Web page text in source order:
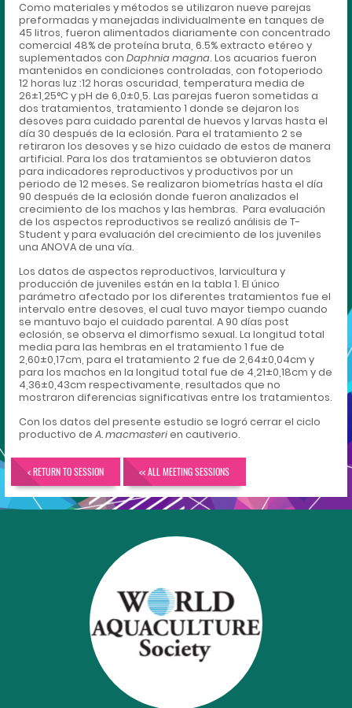
Como materiales y métodos se utilizaron nueve parejas
preformadas y manejadas individualmente en tanques de
45 litros, fueron alimentados diariamente con concentrado
comercial 48% de proteína bruta, 6.5% extracto etéreo y
suplementados con Daphnia magna. Los acuarios fueron
mantenidos en condiciones controladas, con fotoperiodo
12 horas luz :12 horas oscuridad, temperatura media de
26±1,25°C y pH de 6,0±0,5. Las parejas fueron sometidas a
dos tratamientos, tratamiento 1 donde se dejaron los
desoves para cuidado parental de huevos y larvas hasta el
día 30 después de la eclosión. Para el tratamiento 2 se
retiraron los desoves y se hizo cuidado de estos de manera
artificial. Para los dos tratamientos se obtuvieron datos
para indicadores reproductivos y productivos por un
periodo de 12 meses. Se realizaron biometrías hasta el día
90 después de la eclosión donde fueron analizados el
crecimiento de los machos y las hembras. Para evaluación
de los aspectos reproductivos se realizó análisis de T-
Student y para evaluación del crecimiento de los juveniles
una ANOVA de una vía.
Los datos de aspectos reproductivos, larvicultura y
producción de juveniles están en la tabla 1. El único
parámetro afectado por los diferentes tratamientos fue el
intervalo entre desoves, el cual tuvo mayor tiempo cuando
se mantuvo bajo el cuidado parental. A 90 días post
eclosión, se observa el dimorfismo sexual. La longitud total
media para las hembras en el tratamiento 1 fue de
2,60±0,17cm, para el tratamiento 2 fue de 2,64±0,04cm y
para los machos en la longitud total fue de 4,21±0,18cm y de
4,36±0,43cm respectivamente, resultados que no
mostraron diferencias significativas entre los tratamientos.
Con los datos del presente estudio se logró cerrar el ciclo
productivo deA. macmasterien cautiverio.
< RETURN TO SESSION << ALL MEETING SESSIONS